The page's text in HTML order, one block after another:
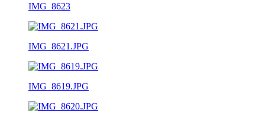
IMG_8623
IMG_8621.JPG
IMG_8619.JPG